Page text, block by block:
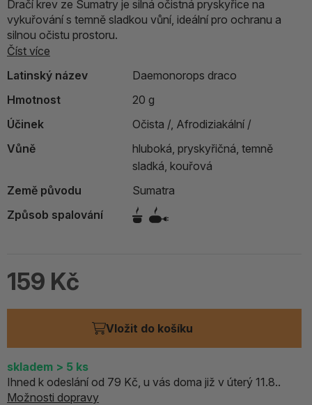
Dračí krev ze Sumatry je silná očistná pryskyřice na
vykuřování s temně sladkou vůní, ideální pro ochranu a
silnou očistu prostoru.
Číst více
Latinský název
Daemonorops draco
Hmotnost
20 g
Účinek
Očista /, Afrodiziakální /
Vůně
hluboká, pryskyřičná, temně
sladká, kouřová
Země původu
Sumatra
Způsob spalování
159 Kč
Vložit do košíku
skladem > 5 ks
Ihned k odeslání od 79 Kč, u vás doma již v úterý 11.8..
Možnosti dopravy